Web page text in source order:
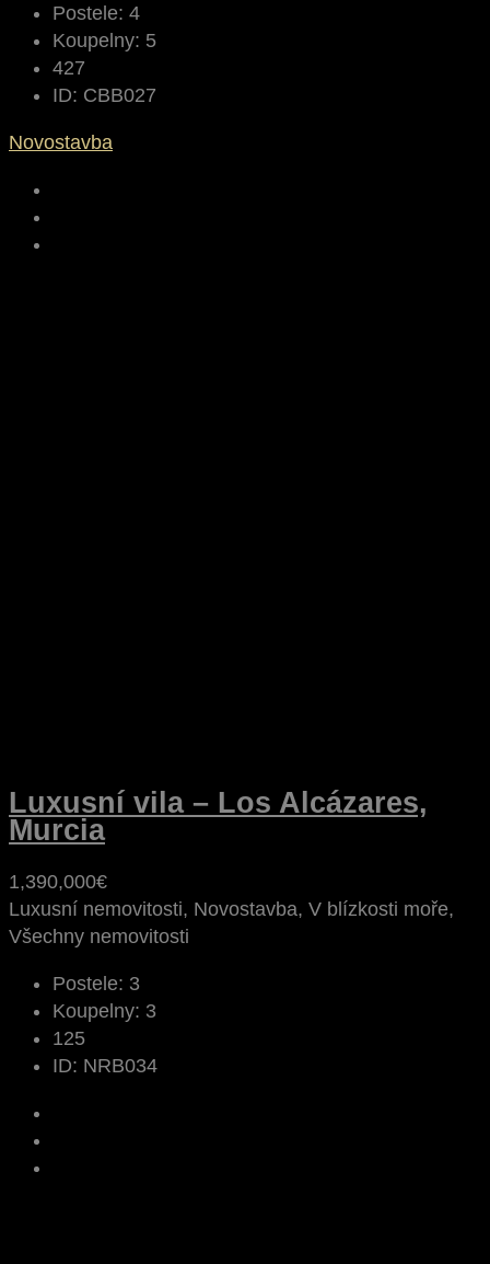
Postele: 4
Koupelny: 5
427
ID: CBB027
Novostavba
Luxusní vila – Los Alcázares,
Murcia
1,390,000€
Luxusní nemovitosti, Novostavba, V blízkosti moře,
Všechny nemovitosti
Postele: 3
Koupelny: 3
125
ID: NRB034